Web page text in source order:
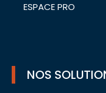
ESPACE PRO
NOS